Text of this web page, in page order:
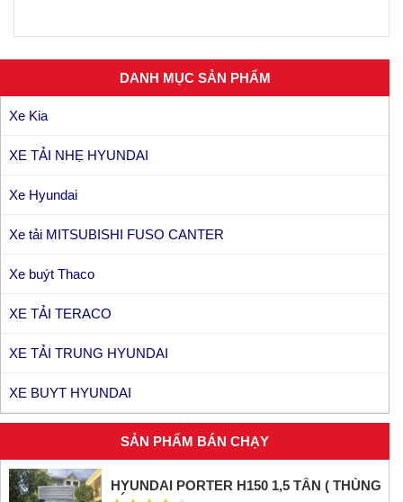
DANH MỤC SẢN PHẨM
Xe Kia
XE TẢI NHẸ HYUNDAI
Xe Hyundai
Xe tải MITSUBISHI FUSO CANTER
Xe buýt Thaco
XE TẢI TERACO
XE TẢI TRUNG HYUNDAI
XE BUYT HYUNDAI
SẢN PHẨM BÁN CHẠY
HYUNDAI PORTER H150 1,5 TẤN ( THÙNG